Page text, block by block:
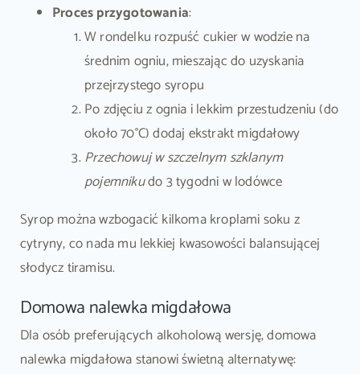
Proces przygotowania:
W rondelku rozpuść cukier w wodzie na
średnim ogniu, mieszając do uzyskania
przejrzystego syropu
Po zdjęciu z ognia i lekkim przestudzeniu (do
około 70°C) dodaj ekstrakt migdałowy
Przechowuj w szczelnym szklanym
pojemnikudo 3 tygodni w lodówce
Syrop można wzbogacić kilkoma kroplami soku z
cytryny, co nada mu lekkiej kwasowości balansującej
słodycz tiramisu.
Domowa nalewka migdałowa
Dla osób preferujących alkoholową wersję, domowa
nalewka migdałowa stanowi świetną alternatywę: